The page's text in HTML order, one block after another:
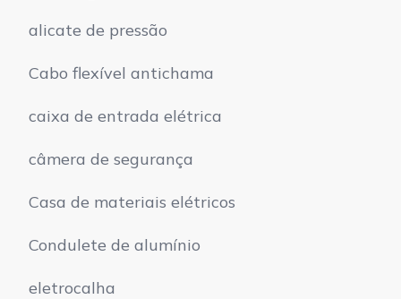
alicate de pressão
Cabo flexível antichama
caixa de entrada elétrica
câmera de segurança
Casa de materiais elétricos
Condulete de alumínio
eletrocalha